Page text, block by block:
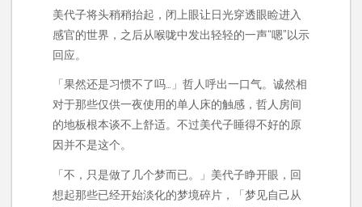
美代子将头稍稍抬起，闭上眼让日光穿透眼睑进入
感官的世界，之后从喉咙中发出轻轻的一声“嗯”以示
回应。
「果然还是习惯不了吗…」哲人呼出一口气。诚然相
对于那些仅供一夜使用的单人床的触感，哲人房间
的地板根本谈不上舒适。不过美代子睡得不好的原
因并不是这个。
「不，只是做了几个梦而已。」美代子睁开眼，回
想起那些已经开始淡化的梦境碎片，「梦见自己从